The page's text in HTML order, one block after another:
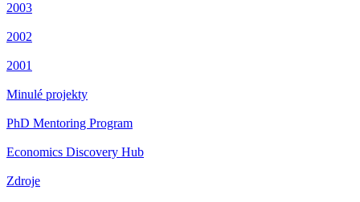
2003
2002
2001
Minulé projekty
PhD Mentoring Program
Economics Discovery Hub
Zdroje